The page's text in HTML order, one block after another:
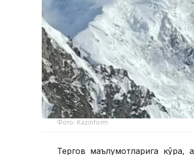
Фото: Kazinform
Тергов маълумотларига кўра,